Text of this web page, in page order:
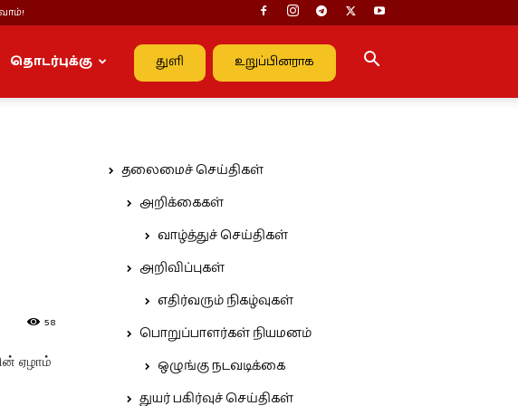
துளி உறுப்பினராக
தொடர்புக்கு
58
ஏழாம்
தலைமைச் செய்திகள்
அறிக்கைகள்
வாழ்த்துச் செய்திகள்
அறிவிப்புகள்
எதிர்வரும் நிகழ்வுகள்
பொறுப்பாளர்கள் நியமனம்
ஒழுங்கு நடவடிக்கை
துயர் பகிர்வுச் செய்திகள்